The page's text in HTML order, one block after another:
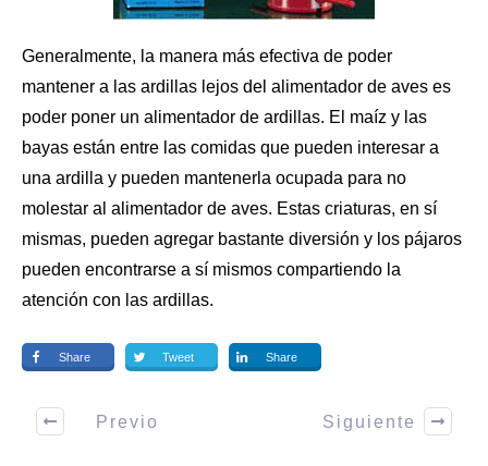
Generalmente, la manera más efectiva de poder
mantener a las ardillas lejos del alimentador de aves es
poder poner un alimentador de ardillas. El maíz y las
bayas están entre las comidas que pueden interesar a
una ardilla y pueden mantenerla ocupada para no
molestar al alimentador de aves. Estas criaturas, en sí
mismas, pueden agregar bastante diversión y los pájaros
pueden encontrarse a sí mismos compartiendo la
atención con las ardillas.
Share Tweet Share
Previo Siguiente